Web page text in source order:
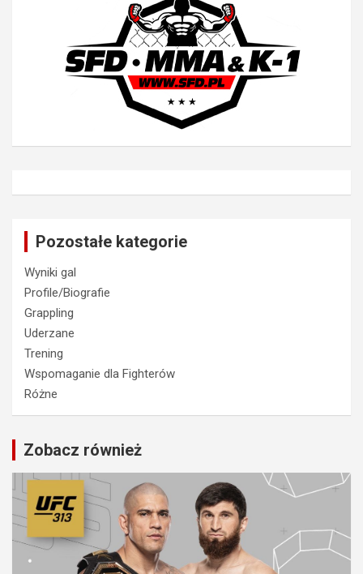
Pozostałe kategorie
Wyniki gal
Profile/Biografie
Grappling
Uderzane
Trening
Wspomaganie dla Fighterów
Różne
Zobacz również